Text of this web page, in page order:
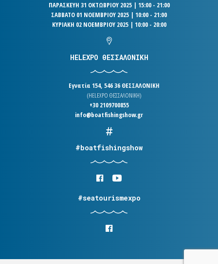
ΠΑΡΑΣΚΕΥΗ 31 ΟΚΤΩΒΡΙΟΥ 2025 | 15:00 - 21:00
ΣΑΒΒΑΤΟ 01 ΝΟΕΜΒΡΙΟΥ 2025 | 10:00 - 21:00
ΚΥΡΙΑΚΗ 02 ΝΟΕΜΒΡΙΟΥ 2025 | 10:00 - 20:00
HELEXPO ΘΕΣΣΑΛΟΝΙΚΗ
Εγνατία 154, 546 36 ΘΕΣΣΑΛΟΝΙΚΗ
(HELEXPO ΘΕΣΣΑΛΟΝΙΚΗ)
+30 2109700855
info@boatfishingshow.gr
#boatfishingshow
#seatourismexpo